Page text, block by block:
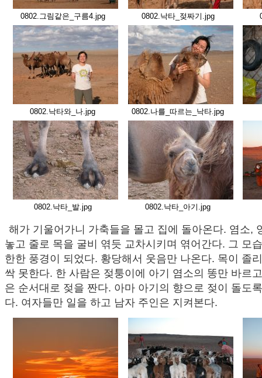
0802.그림같은_구름4.jpg 0802.낙타_젖짜기.jpg
0802.낙타와_나.jpg 0802.나를_따르는_낙타.jpg
0802.낙타_발.jpg 0802.낙타_아기.jpg
해가 기울어가니 가축들을 몰고 집에 돌아온다. 염소,
놓고 줄로 목을 굴비 엮듯 교차시키며 엮어간다. 그 모
한한 풍경이 되었다. 황당해서 웃음만 나온다. 목이 졸
싹 못한다. 한 사람은 젖퉁이에 아기 염소의 똥만 바르
은 순서대로 젖을 짠다. 아마 아기의 향으로 젖이 돌도
다. 여자들만 일을 하고 남자 주인은 지켜본다.